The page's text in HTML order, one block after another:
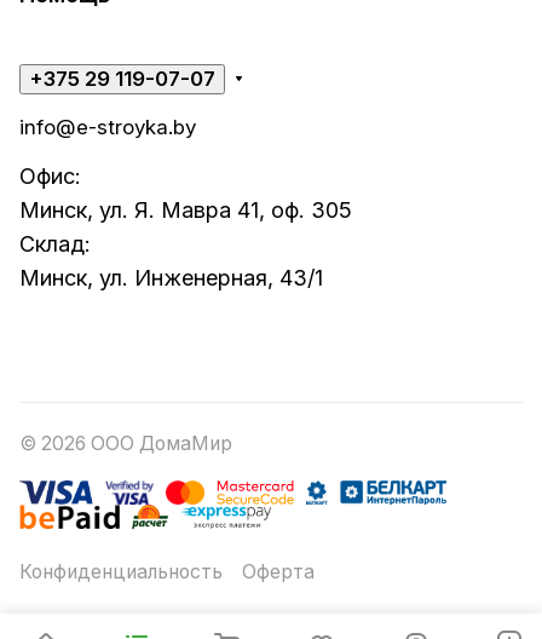
+375 29 119-07-07
info@e-stroyka.by
Офис:
Минск, ул. Я. Мавра 41, оф. 305
Склад:
Минск, ул. Инженерная, 43/1
© 2026 ООО ДомаМир
Конфиденциальность Оферта